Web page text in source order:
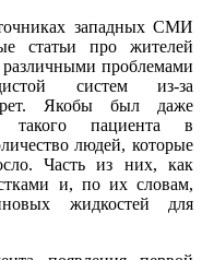
западных СМИ
статьи про жителей
проблемами
систем из-за
Якобы был даже
такого пациента в
людей, которые
Часть из них, как
и, по их словам,
жидкостей для